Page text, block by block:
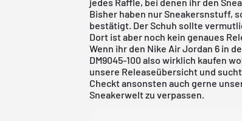
Bisher haben nur Sneakersnstuff,
bestätigt. Der Schuh sollte
Dort ist aber noch kein genaues
Wenn ihr den Nike Air Jordan 6 in
DM9045-100 also wirklich kaufen
unsere Releaseübersicht und
Checkt ansonsten auch gerne
Sneakerwelt zu verpassen.